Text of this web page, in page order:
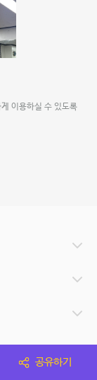
이용하실 수 있도록
공유하기